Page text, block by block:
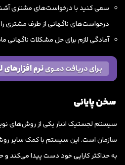
سعی کنید با درخواست‌های مشتری آشنا
درخواست‌های ناگهانی از طرف مشتری
آمادگی لازم برای حل مشکلات ناگهانی
سخن پایانی
سیستم لجستیک انبار یکی از روش‌های
به حداکثر کارایی خود دست پیدا می‌کند